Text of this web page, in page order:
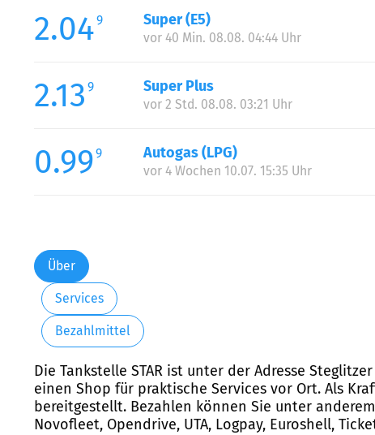
2.049 Super (E5)
vor 40 Min. 08.08. 04:44 Uhr
2.13 9 Super Plus
vor 2 Std. 08.08. 03:21 Uhr
0.999 Autogas (LPG)
vor 4 Wochen 10.07. 15:35 Uhr
Über
Services
Bezahlmittel
Die Tankstelle STAR ist unter der Adresse
einen Shop für praktische Services vor Ort. Als
bereitgestellt. Bezahlen können Sie unter anderem
Novofleet, Opendrive, UTA, Logpay, Euroshell,